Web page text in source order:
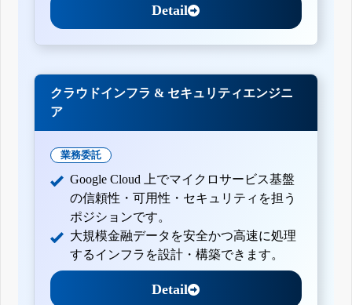
Detail
クラウドインフラ & セキュリティエンジニ
ア
業務委託
Google Cloud 上でマイクロサービス基盤
の信頼性・可用性・セキュリティを担う
ポジションです。
大規模金融データを安全かつ高速に処理
するインフラを設計・構築できます。
Detail